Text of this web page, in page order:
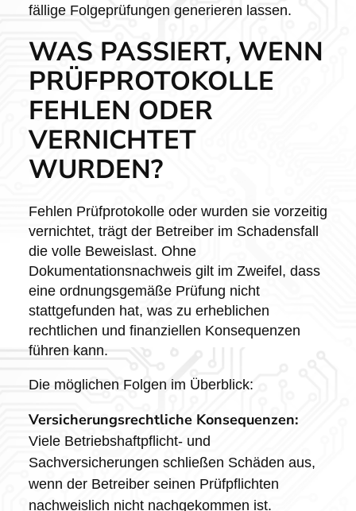
fällige Folgeprüfungen generieren lassen.
WAS PASSIERT, WENN
PRÜFPROTOKOLLE
FEHLEN ODER
VERNICHTET
WURDEN?
Fehlen Prüfprotokolle oder wurden sie vorzeitig
vernichtet, trägt der Betreiber im Schadensfall
die volle Beweislast. Ohne
Dokumentationsnachweis gilt im Zweifel, dass
eine ordnungsgemäße Prüfung nicht
stattgefunden hat, was zu erheblichen
rechtlichen und finanziellen Konsequenzen
führen kann.
Die möglichen Folgen im Überblick:
Versicherungsrechtliche Konsequenzen:
Viele Betriebshaftpflicht- und
Sachversicherungen schließen Schäden aus,
wenn der Betreiber seinen Prüfpflichten
nachweislich nicht nachgekommen ist.